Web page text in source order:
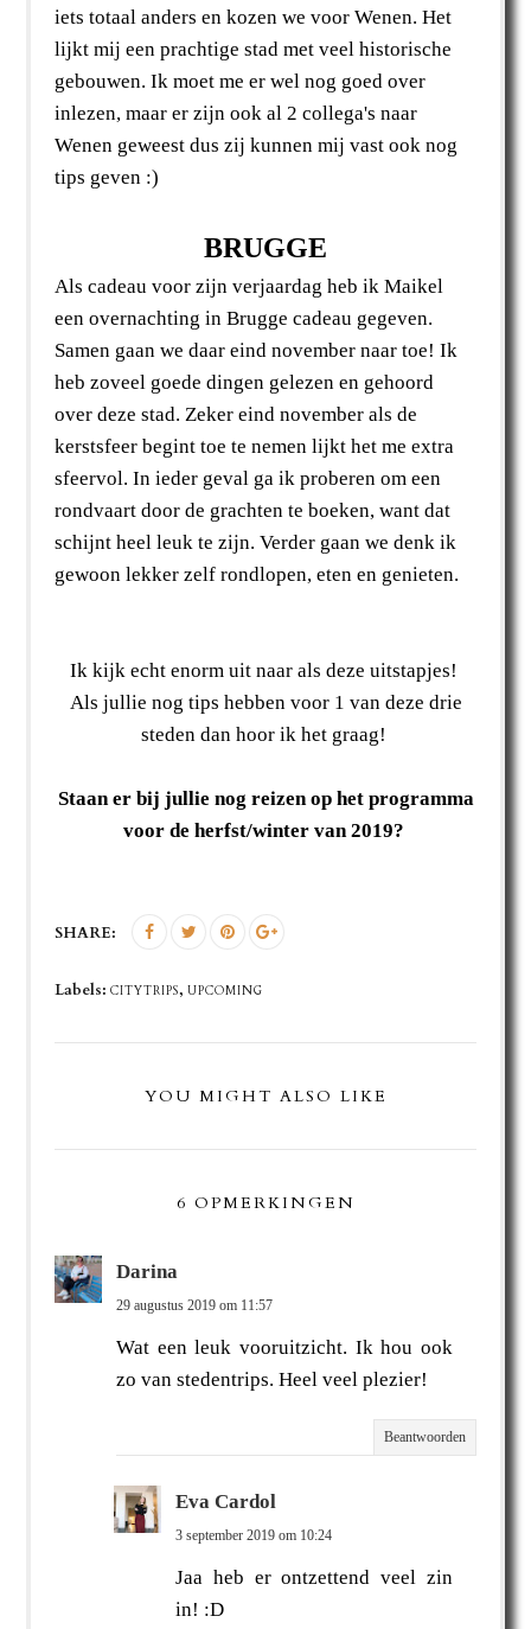
iets totaal anders en kozen we voor Wenen. Het
lijkt mij een prachtige stad met veel historische
gebouwen. Ik moet me er wel nog goed over
inlezen, maar er zijn ook al 2 collega's naar
Wenen geweest dus zij kunnen mij vast ook nog
tips geven :)
BRUGGE
Als cadeau voor zijn verjaardag heb ik Maikel
een overnachting in Brugge cadeau gegeven.
Samen gaan we daar eind november naar toe! Ik
heb zoveel goede dingen gelezen en gehoord
over deze stad. Zeker eind november als de
kerstsfeer begint toe te nemen lijkt het me extra
sfeervol. In ieder geval ga ik proberen om een
rondvaart door de grachten te boeken, want dat
schijnt heel leuk te zijn. Verder gaan we denk ik
gewoon lekker zelf rondlopen, eten en genieten.
Ik kijk echt enorm uit naar als deze uitstapjes!
Als jullie nog tips hebben voor 1 van deze drie
steden dan hoor ik het graag!
Staan er bij jullie nog reizen op het programma
voor de herfst/winter van 2019?
SHARE:
Labels:CITYTRIPS,UPCOMING
YOU MIGHT ALSO LIKE
6 OPMERKINGEN
Darina
29 augustus 2019 om 11:57
Wat een leuk vooruitzicht. Ik hou ook
zo van stedentrips. Heel veel plezier!
Beantwoorden
Eva Cardol
3 september 2019 om 10:24
Jaa heb er ontzettend veel zin
in! :D